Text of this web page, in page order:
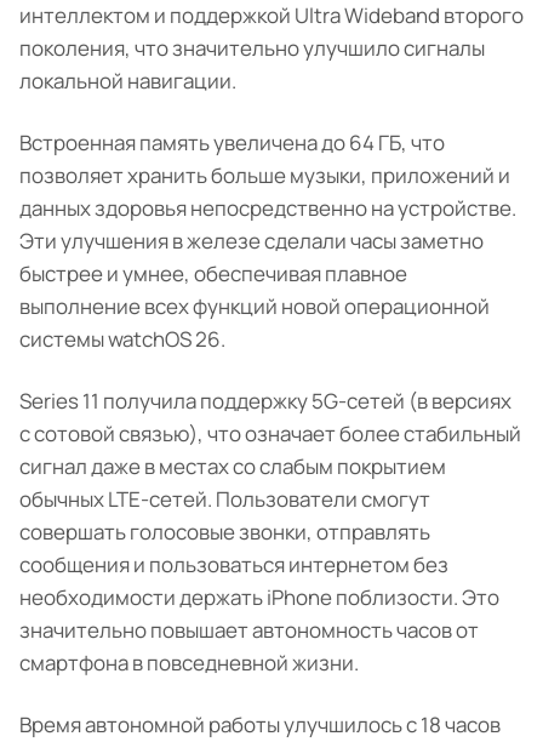
интеллектом и поддержкой Ultra Wideband второго
поколения, что значительно улучшило сигналы
локальной навигации.
Встроенная память увеличена до 64 ГБ, что
позволяет хранить больше музыки, приложений и
данных здоровья непосредственно на устройстве.
Эти улучшения в железе сделали часы заметно
быстрее и умнее, обеспечивая плавное
выполнение всех функций новой операционной
системы watchOS 26.
Series 11 получила поддержку 5G-сетей (в версиях
с сотовой связью), что означает более стабильный
сигнал даже в местах со слабым покрытием
обычных LTE-сетей. Пользователи смогут
совершать голосовые звонки, отправлять
сообщения и пользоваться интернетом без
необходимости держать iPhone поблизости. Это
значительно повышает автономность часов от
смартфона в повседневной жизни.
Время автономной работы улучшилось с 18 часов